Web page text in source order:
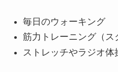
毎日のウォーキング
筋力トレーニング（ス
ストレッチやラジオ体